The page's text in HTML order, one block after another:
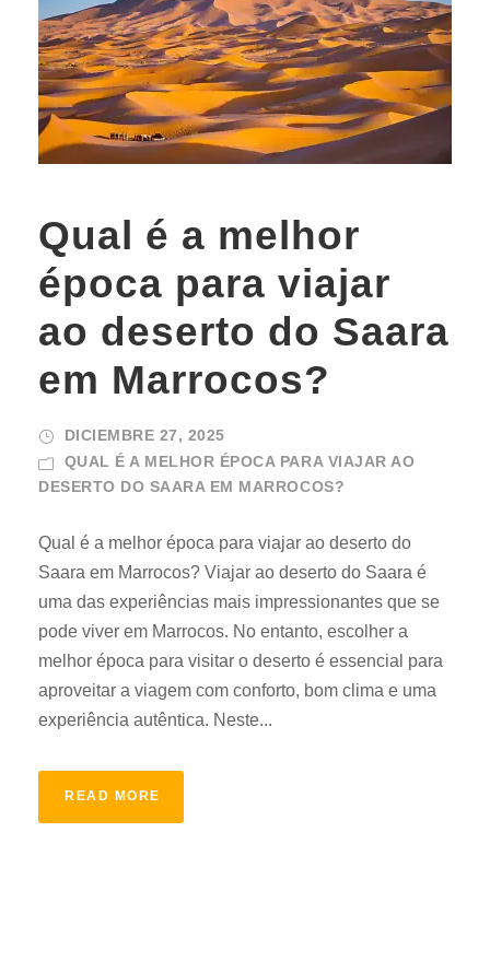
Qual é a melhor
época para viajar
ao deserto do Saara
em Marrocos?
DICIEMBRE 27, 2025
QUAL É A MELHOR ÉPOCA PARA VIAJAR AO
DESERTO DO SAARA EM MARROCOS?
Qual é a melhor época para viajar ao deserto do
Saara em Marrocos? Viajar ao deserto do Saara é
uma das experiências mais impressionantes que se
pode viver em Marrocos. No entanto, escolher a
melhor época para visitar o deserto é essencial para
aproveitar a viagem com conforto, bom clima e uma
experiência autêntica. Neste...
READ MORE